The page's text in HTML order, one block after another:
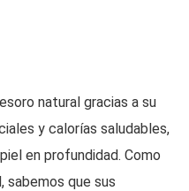
natural gracias a su
y calorías saludables,
en profundidad. Como
sabemos que sus